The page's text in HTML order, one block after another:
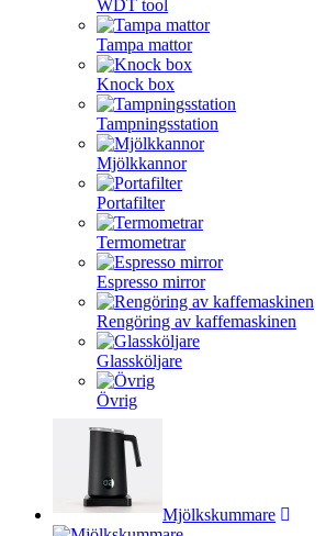
WDT tool
Tampa mattor
Knock box
Tampningsstation
Mjölkkannor
Portafilter
Termometrar
Espresso mirror
Rengöring av kaffemaskinen
Glassköljare
Övrig
Mjölkskummare